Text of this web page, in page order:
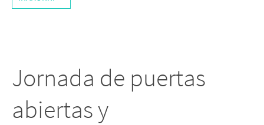
Jornada de puertas
abiertas y